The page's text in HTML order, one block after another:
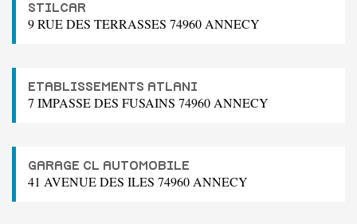
STILCAR
9 RUE DES TERRASSES 74960 ANNECY
ETABLISSEMENTS ATLANI
7 IMPASSE DES FUSAINS 74960 ANNECY
GARAGE CL AUTOMOBILE
41 AVENUE DES ILES 74960 ANNECY